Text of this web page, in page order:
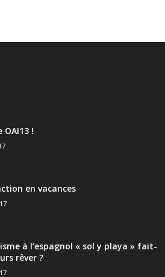
OAI13 !
en vacances
à l’espagnol « sol y playa » fait-
rêver ?